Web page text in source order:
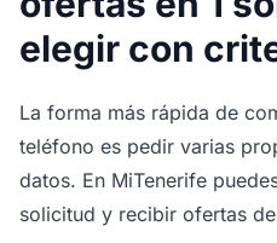
elegir con
La forma más rápida de
teléfono es pedir varias
datos. En MiTenerife
solicitud y recibir ofertas